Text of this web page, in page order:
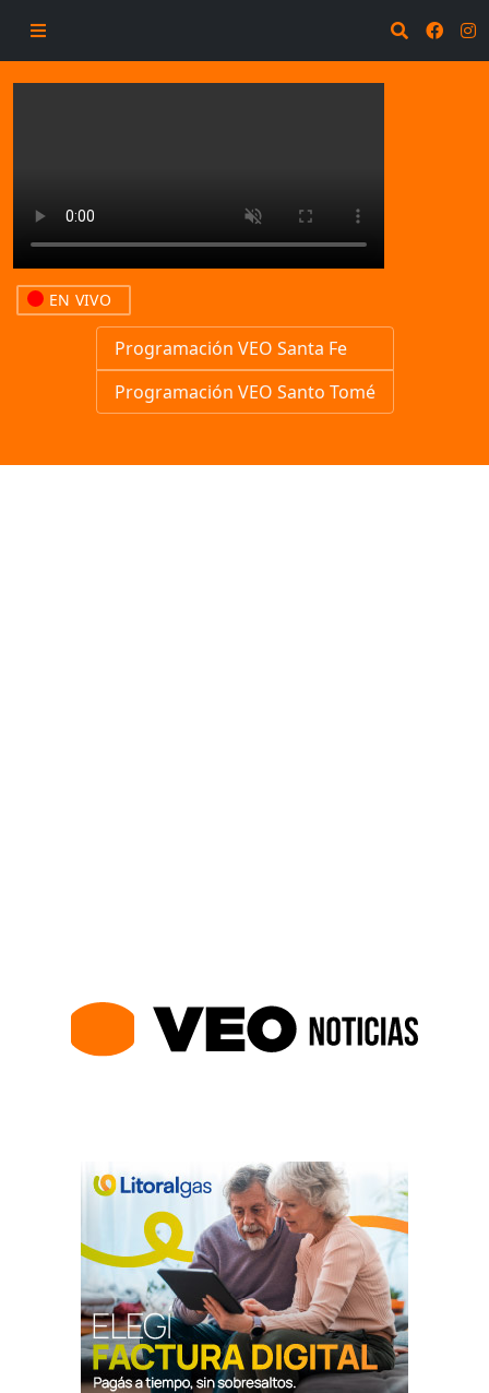
EN VIVO
Programación VEO Santa Fe
Programación VEO Santo Tomé